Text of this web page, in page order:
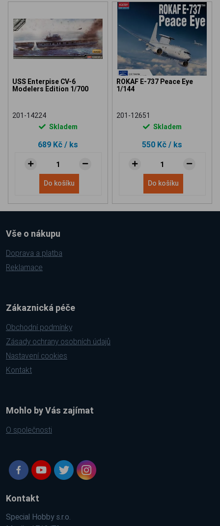
USS Enterpise CV-6
Modelers Edition 1/700
201-14224
Skladem
689 Kč / ks
Do košíku
ROKAF E-737 Peace Eye
1/144
201-12651
Skladem
550 Kč / ks
Do košíku
Vše o nákupu
Doprava a platba
Reklamace
Zákaznická péče
Obchodní podmínky
Zásady ochrany osobních údajů
Nastavení cookies
Kontakt
Mohlo by Vás zajímat
O společnosti
Kontakt
Special Hobby s.r.o.